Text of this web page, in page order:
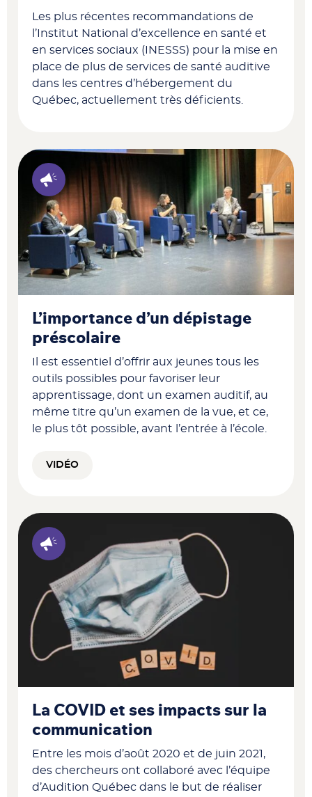
Les plus récentes recommandations de
l’I nstitut National d’excellence en santé et
en services sociaux (INESSS) pour la mise en
place de plus de services de santé auditive
dans les centres d’hébergement du
Québec, actuellement très déficients.
L’importance d’un dépistage
préscolaire
Il est essentiel d’offrir aux jeunes tous les
outils possibles pour favoriser leur
apprentissage, dont un examen auditif, au
même titre qu’un examen de la vue, et ce,
le plus tôt possible, avant l’entrée à l’école.
VIDÉO
La COVID et ses impacts sur la
communication
Entre les mois d’août 2020 et de juin 2021,
des chercheurs ont collaboré avec l’équipe
d’Audition Québec dans le but de réaliser